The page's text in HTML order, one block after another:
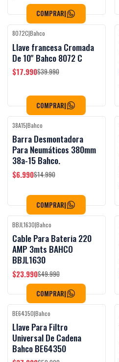
COMPRAR|
-55%OFF
8072C|Bahco
Llave francesa Cromada
De 10'' Bahco 8072 C
$17.990$39.990
COMPRAR|
-53%OFF
38A15|Bahco
Barra Desmontadora
Para Neumáticos 380mm
38a-15 Bahco.
$6.990$14.990
COMPRAR|
-52%OFF
BBJL1630|Bahco
Cable Para Bateria 220
AMP 3mts BAHCO
BBJL1630
$23.990$49.990
COMPRAR|
-37%OFF
BE64350|Bahco
Llave Para Filtro
Universal De Cadena
Bahco BE64350